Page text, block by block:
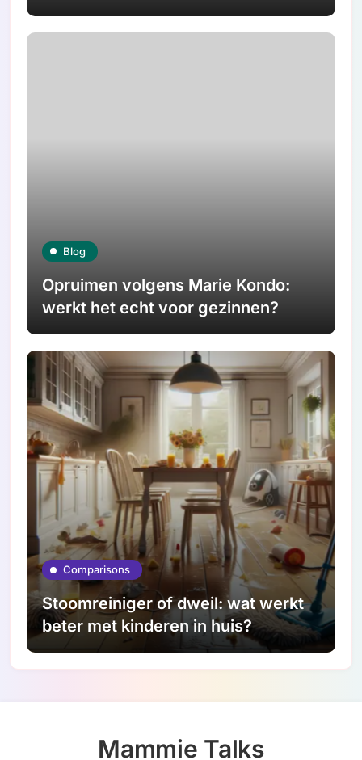
Blog
Opruimen volgens Marie Kondo:
werkt het echt voor gezinnen?
Comparisons
Stoomreiniger of dweil: wat werkt
beter met kinderen in huis?
Mammie Talks